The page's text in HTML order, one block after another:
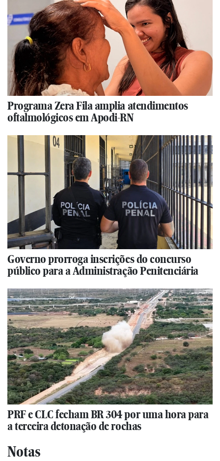
Programa Zera Fila amplia atendimentos
oftalmológicos em Apodi-RN
Governo prorroga inscrições do concurso
público para a Administração Penitenciária
PRF e CLC fecham BR 304 por uma hora para
a terceira detonação de rochas
Notas